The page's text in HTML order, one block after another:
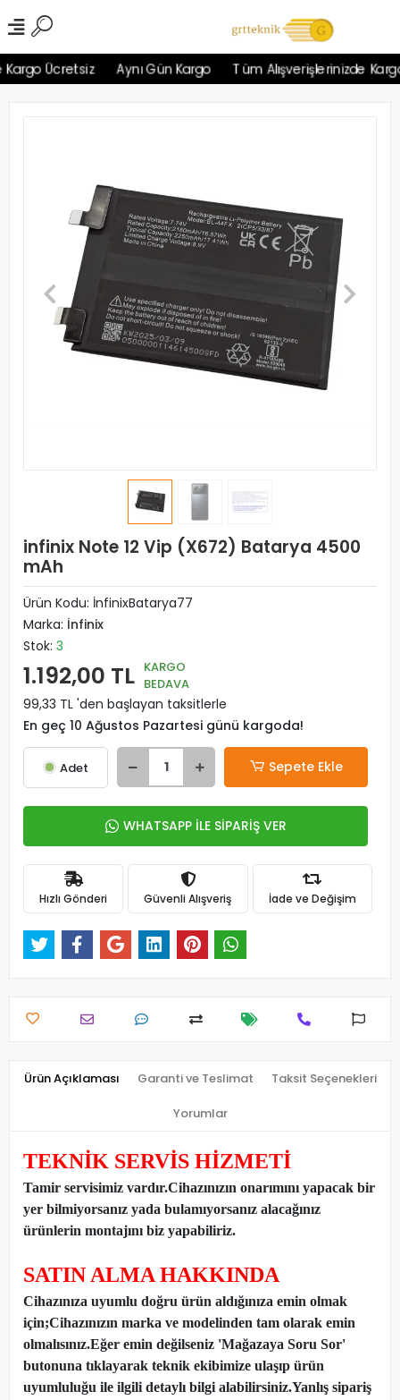
Ücretsiz Aynı Gün Kargo Tüm Alışverişlerinizde Kargo
infinix Note 12 Vip (X672) Batarya 4500
mAh
Ürün Kodu: İnfinixBatarya77
Marka: İnfinix
Stok: 3
1.192,00 TL KARGO
BEDAVA
99,33 TL 'den başlayan taksitlerle
En geç 10 Ağustos Pazartesi günü kargoda!
Adet Sepete Ekle
WHATSAPP İLE SİPARİŞ VER
Hızlı Gönderi Güvenli Alışveriş İade ve Değişim
Ürün Açıklaması Garanti ve Teslimat Taksit Seçenekleri
Yorumlar
TEKNİK SERVİS HİZMETİ
Tamir servisimiz vardır.Cihazınızın onarımını yapacak bir
yer bilmiyorsanız yada bulamıyorsanız alacağınız
ürünlerin montajını biz yapabiliriz.
SATIN ALMA HAKKINDA
Cihazınıza uyumlu doğru ürün aldığınıza emin olmak
için;Cihazınızın marka ve modelinden tam olarak emin
olmalısınız.Eğer emin değilseniz 'Mağazaya Soru Sor'
butonuna tıklayarak teknik ekibimize ulaşıp ürün
uyumluluğu ile ilgili detaylı bilgi alabilirsiniz.Yanlış sipariş